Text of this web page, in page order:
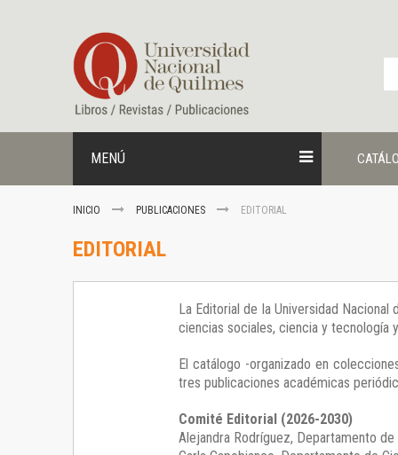
contenido
MENÚ
INICIO PUBLICACIONES EDITORIAL
EDITORIAL
La Editorial de la Universidad
ciencias sociales, ciencia y tecnología
El catálogo -organizado en
tres publicaciones académicas
Comité Editorial (2026-2030)
Alejandra Rodríguez, Departamento de